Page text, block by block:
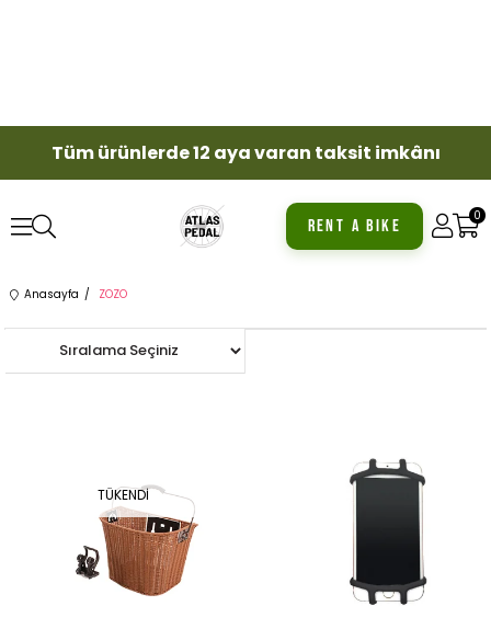
Tüm ürünlerde 12 aya varan taksit imkânı
0
RENT A BIKE
Anasayfa ZOZO
TÜKENDI